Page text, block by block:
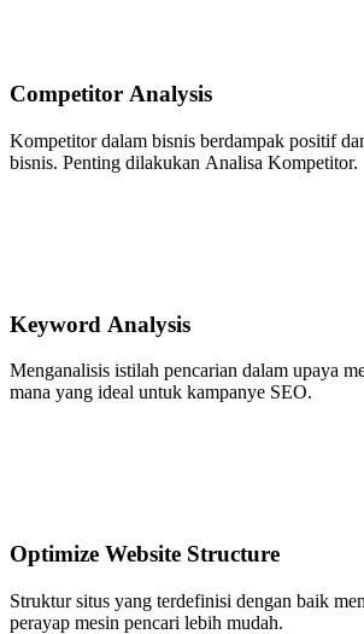
Competitor Analysis
Kompetitor dalam bisnis berdampak positif
bisnis. Penting dilakukan Analisa Kompetitor.
Keyword Analysis
Menganalisis istilah pencarian dalam upaya
mana yang ideal untuk kampanye SEO.
Optimize Website Structure
Struktur situs yang terdefinisi dengan baik
perayap mesin pencari lebih mudah.